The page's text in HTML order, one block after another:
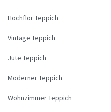
Hochflor Teppich
Vintage Teppich
Jute Teppich
Moderner Teppich
Wohnzimmer Teppich